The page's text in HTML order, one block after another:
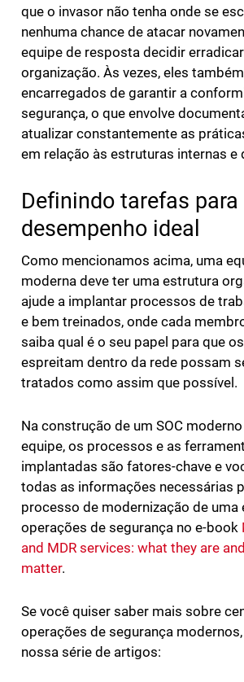
que o invasor não tenha onde se
nenhuma chance de atacar
equipe de resposta decidir
organização. Às vezes, eles
encarregados de garantir a
segurança, o que envolve
atualizar constantemente as
em relação às estruturas internas e
Definindo tarefas para
desempenho ideal
Como mencionamos acima, uma
moderna deve ter uma estrutura
ajude a implantar processos de
e bem treinados, onde cada
saiba qual é o seu papel para que
espreitam dentro da rede possam
tratados como assim que possível.
Na construção de um SOC
equipe, os processos e as
implantadas são fatores-chave e
todas as informações necessárias
processo de modernização de uma
operações de segurança no e-book
and MDR services: what they are
matter.
Se você quiser saber mais sobre
operações de segurança
nossa série de artigos: